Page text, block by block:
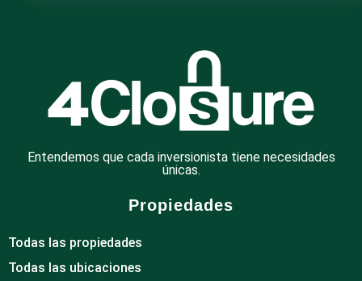
Entendemos que cada inversionista tiene necesidades
únicas.
Propiedades
Todas las propiedades
Todas las ubicaciones